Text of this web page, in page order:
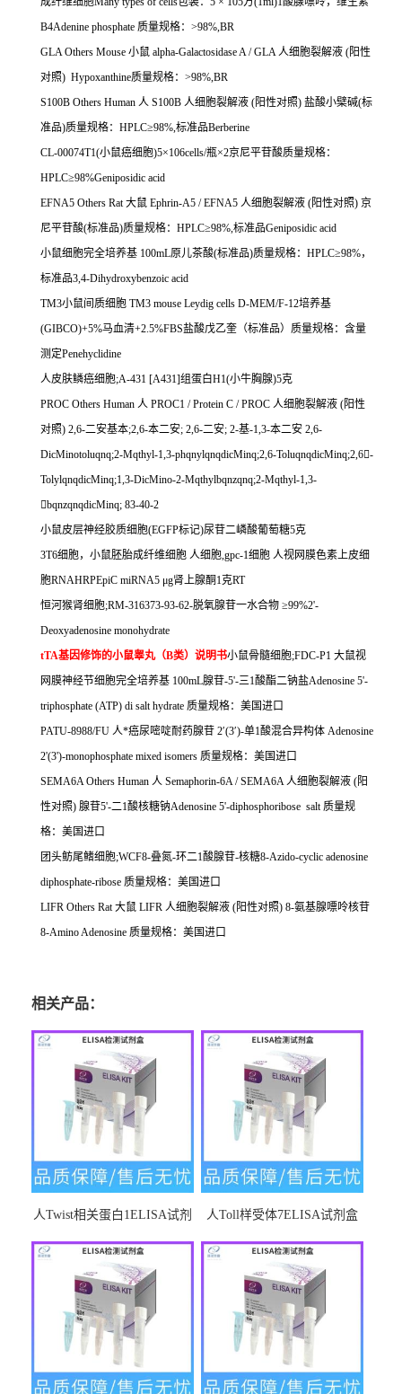
B4Adenine phosphate 质量规格： >98%,BR
GLA Others Mouse 小鼠 alpha-Galactosidase A / GLA人细胞裂解液 (阳性
对照) Hypoxanthine质量规格： >98%,BR
S100B Others Human 人 S100B 人细胞裂解液 (阳性对照) 盐酸小檗碱(标
准品)质量规格： HPLC≥98%,标准品Berberine
CL-00074T1(小鼠癌细胞)5×106cells/瓶×2京尼平苷酸质量规格：
HPLC≥98%Geniposidic acid
EFNA5 Others Rat大鼠 Ephrin-A5 / EFNA5 人细胞裂解液 (阳性对照) 京
尼平苷酸(标准品)质量规格： HPLC≥98%,标准品Geniposidic acid
小鼠细胞完全培养基 100mL原儿茶酸(标准品)质量规格： HPLC≥98%，
标准品3,4-Dihydroxybenzoic acid
TM3小鼠间质细胞 TM3 mouse Leydig cells D-MEM/F-12培养基
(GIBCO)+5%马血清+2.5%FBS盐酸戊乙奎（标准品）质量规格：含量
测定Penehyclidine
人皮肤鳞癌细胞;A-431 [A431]组蛋白H1(小牛胸腺)5克
PROC Others Human 人 PROC1 / Protein C / PROC 人细胞裂解液 (阳性
对照) 2,6-二安基本;2,6-本二安; 2,6-二安; 2-基-1,3-本二安 2,6-
DicMinotoluqnq;2-Mqthyl-1,3-phqnylqnqdicMinq;2,6-ToluqnqdicMinq;2,6-
TolylqnqdicMinq;1,3-DicMino-2-Mqthylbqnzqnq;2-Mqthyl-1,3-
bqnzqnqdicMinq; 83-40-2
小鼠皮层神经胶质细胞(EGFP标记)尿苷二嶙酸葡萄糖5克
3T6细胞，小鼠胚胎成纤维细胞 人细胞,gpc-1细胞 人视网膜色素上皮细
胞RNAHRPEpiC miRNA5 μg肾上腺酮 1克RT
恒河猴肾细胞;RM-316373-93-62-脱氧腺苷一水合物 ≥99%2'-
Deoxyadenosine monohydrate
tTA基因修饰的小鼠睾丸（B类）说明书小鼠骨髓细胞;FDC-P1 大鼠视
网膜神经节细胞完全培养基 100mL腺苷-5'-三1酸酯二钠盐Adenosine 5'-
triphosphate (ATP) di salt hydrate 质量规格：美国进口
PATU-8988/FU 人*癌尿嘧啶耐药腺苷 2′(3′)-单1酸混合异构体 Adenosine
2'(3')-monophosphate mixed isomers 质量规格：美国进口
SEMA6A Others Human 人 Semaphorin-6A / SEMA6A人细胞裂解液 (阳
性对照) 腺苷5'-二1酸核糖钠Adenosine 5'-diphosphoribose salt质量规
格：美国进口
团头鲂尾鳍细胞;WCF8-叠氮-环二1酸腺苷-核糖8-Azido-cyclic adenosine
diphosphate-ribose 质量规格：美国进口
LIFR Others Rat大鼠 LIFR 人细胞裂解液 (阳性对照) 8-氨基腺嘌呤核苷
8-Amino Adenosine 质量规格：美国进口
相关产品：
人Twist相关蛋白1ELISA试剂
人Toll样受体7ELISA试剂盒